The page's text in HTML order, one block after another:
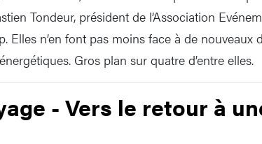
Tondeur, président de l’Association
Elles n’en font pas moins face à de nouveaux
Gros plan sur quatre d’entre elles.
- Vers le retour à